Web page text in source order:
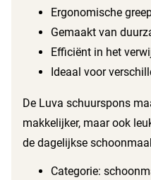
Ergonomische
Gemaakt van
Efficiënt in het
Ideaal voor
De Luva schuurspons
makkelijker, maar ook
de dagelijkse
Categorie: